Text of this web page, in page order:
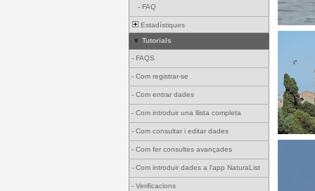
- FAQ
Estadístiques
Tutorials
- FAQS
- Com registrar-se
- Com entrar dades
- Com introduir una llista completa
- Com consultar i editar dades
- Com fer consultes avançades
- Com introduir dades a l'app NaturaList
- Verificacions